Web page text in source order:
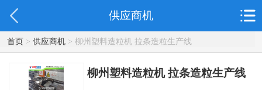
供应商机
首页> 供应商机> 柳州塑料造粒机 拉条造粒生产线
柳州塑料造粒机 拉条造粒生产线